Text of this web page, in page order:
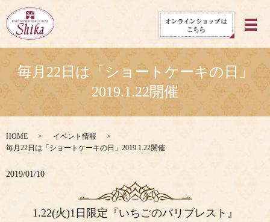
メ
毎月22日は「ショートケーキの日」
2019.1.22開催
HOME
イベント情報
毎月22日は「ショートケーキの日」2019.1.22開催
2019/01/10
1.22(火)1日限定『いちごのパリブレスト』